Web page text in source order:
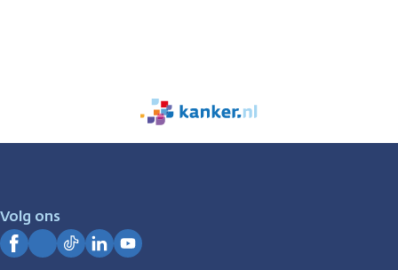
We
zijn
Volg ons